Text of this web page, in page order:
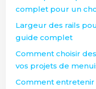
complet pour un
Largeur des rails
guide complet
Comment choisir
vos projets de
Comment